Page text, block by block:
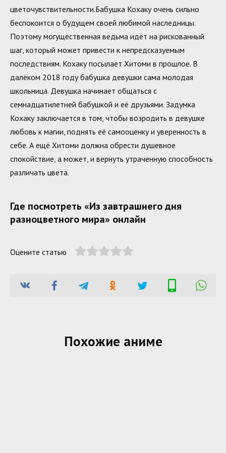
цветочувствительности.Бабушка Кохаку очень сильно
беспокоится о будущем своей любимой наследницы.
Поэтому могущественная ведьма идёт на рискованный
шаг, который может привести к непредсказуемым
последствиям. Кохаку посылает Хитоми в прошлое. В
далёком 2018 году бабушка девушки сама молодая
школьница. Девушка начинает общаться с
семнадцатилетней бабушкой и её друзьями. Задумка
Кохаку заключается в том, чтобы возродить в девушке
любовь к магии, поднять её самооценку и уверенность в
себе. А ещё Хитоми должна обрести душевное
спокойствие, а может, и вернуть утраченную способность
различать цвета.
Где посмотреть «Из завтрашнего дня
разноцветного мира» онлайн
Оцените статью
Похожие аниме